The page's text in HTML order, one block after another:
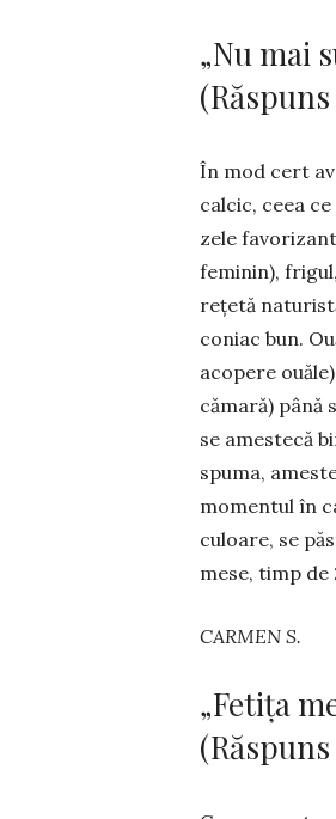
„Nu mai
În mod cert
calcic, ceea
zele
feminin),
rețetă
coniac bun.
acopere
cămară) până
se amestecă
spuma,
momentul în
culoare, se
mese, timp de
CARMEN S.
„Fetiţa